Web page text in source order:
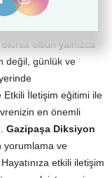
iletişim eğitimleri
olsun yalnızca
değil, günlük ve
İletişim eğitimi ile
en önemli
Gazipaşa Diksiyon
yorumlama ve
etkili iletişim